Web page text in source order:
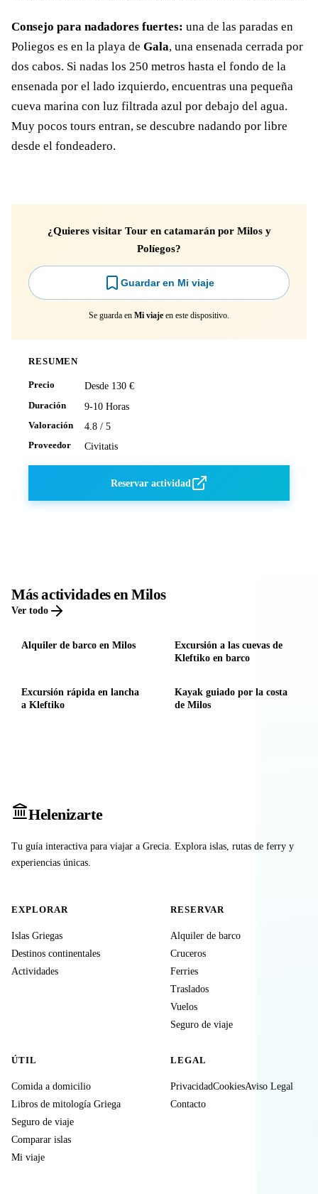
Consejo para nadadores fuertes: una de las paradas en
Poliegos es en la playa de Gala, una ensenada cerrada por
dos cabos. Si nadas los 250 metros hasta el fondo de la
ensenada por el lado izquierdo, encuentras una pequeña
cueva marina con luz filtrada azul por debajo del agua.
Muy pocos tours entran, se descubre nadando por libre
desde el fondeadero.
¿Quieres visitar Tour en catamarán por Milos y
Políegos?
Guardar en Mi viaje
Se guarda en Mi viaje en este dispositivo.
RESUMEN
Precio Desde 130 €
Duración 9-10 Horas
Valoración 4.8 / 5
Proveedor Civitatis
Reservar actividad
Más actividades en Milos
Ver todo
Alquiler de barco en Milos
Excursión a las cuevas de
Kleftiko en barco
Excursión rápida en lancha
a Kleftiko
Kayak guiado por la costa
de Milos
Helenizarte
Tu guía interactiva para viajar a Grecia. Explora islas, rutas de ferry y
experiencias únicas.
EXPLORAR
Islas Griegas
Destinos continentales
Actividades
RESERVAR
Alquiler de barco
Cruceros
Ferries
Traslados
Vuelos
Seguro de viaje
ÚTIL
Comida a domicilio
Libros de mitología Griega
Seguro de viaje
Comparar islas
Mi viaje
LEGAL
PrivacidadCookiesAviso Legal
Contacto